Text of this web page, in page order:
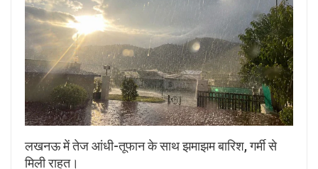
लखनऊ में तेज आंधी-तूफान के साथ झमाझम बारिश, गर्मी से
मिली राहत।